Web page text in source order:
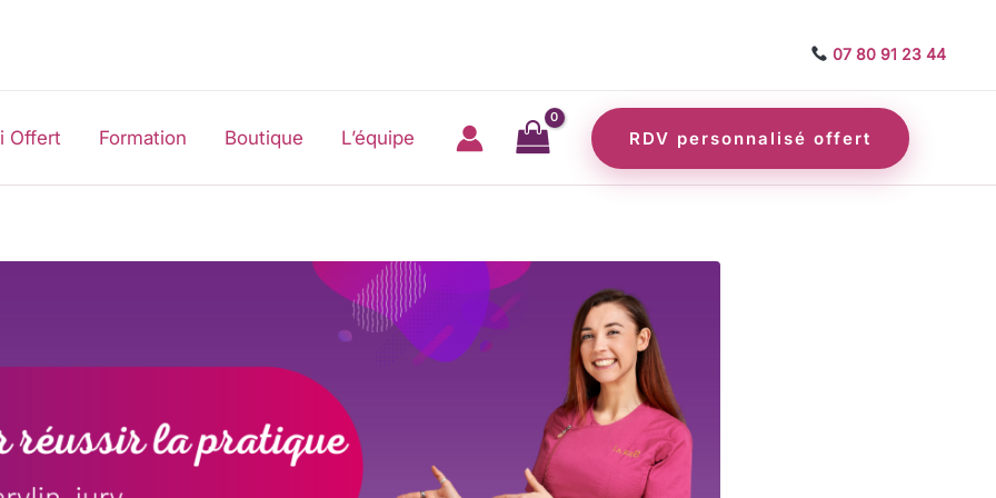
07 80 91 23 44
Offert Formation Boutique L’équipe RDV personnalisé offert